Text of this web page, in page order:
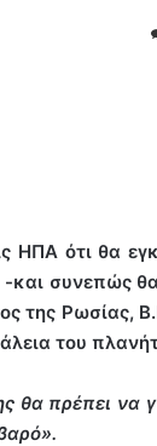
ΗΠΑ ότι θα
συνεπώς θα
της Ρωσίας,
του
θα πρέπει να